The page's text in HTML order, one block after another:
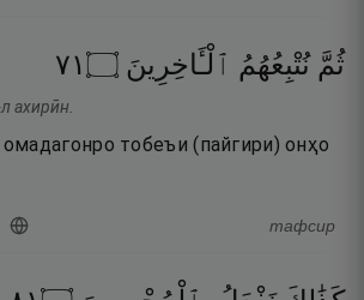
ثُمَّ نُتْبِعُهُمُ ٱلْـَٔاخِرِينَ ۝١٧
ахирӣн.
тобеъи (пайгири) онҳо
тафсир